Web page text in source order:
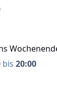
bis 20:00